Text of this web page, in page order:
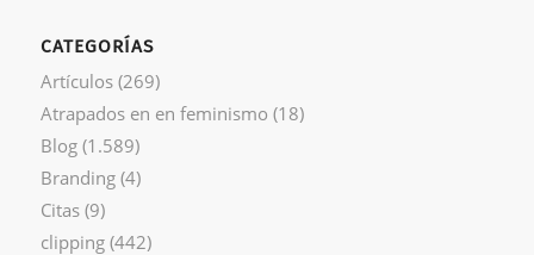
CATEGORÍAS
Artículos(269)
Atrapados en en feminismo (18)
Blog(1.589)
Branding(4)
Citas(9)
clipping(442)